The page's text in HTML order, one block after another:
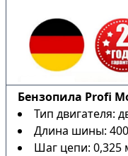
Бензопила Profi
Тип двигателя:
Длина шины:
Шаг цепи: 0,325